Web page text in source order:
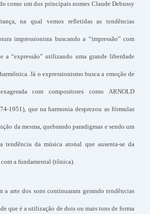
como um dos principais nomes Claude Debussy
na qual vemos refletidas as tendências
impressionista buscando a “impressão” com
a “expressão” utilizando uma grande liberdade
Já o expressionismo busca a emoção de
com compositores como ARNOLD
1951), que na harmonia desprezou as fórmulas
da mesma, quebrando paradigmas e sendo um
tendência da música atonal que ausenta-se da
a fundamental (tônica).
a arte dos sons continuaram gerando tendências
que é a utilização de dois ou mais tons de forma